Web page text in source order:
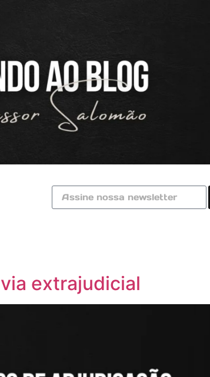
extrajudicial